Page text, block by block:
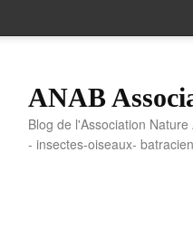
ANAB
Blog de l'Association
- insectes-oiseaux-